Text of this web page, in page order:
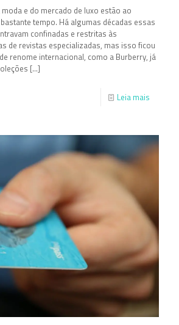
e do mercado de luxo estão ao
tempo. Há algumas décadas essas
confinadas e restritas às
de revistas especializadas, mas isso ficou
renome internacional, como a Burberry, já
[…]
Leia mais